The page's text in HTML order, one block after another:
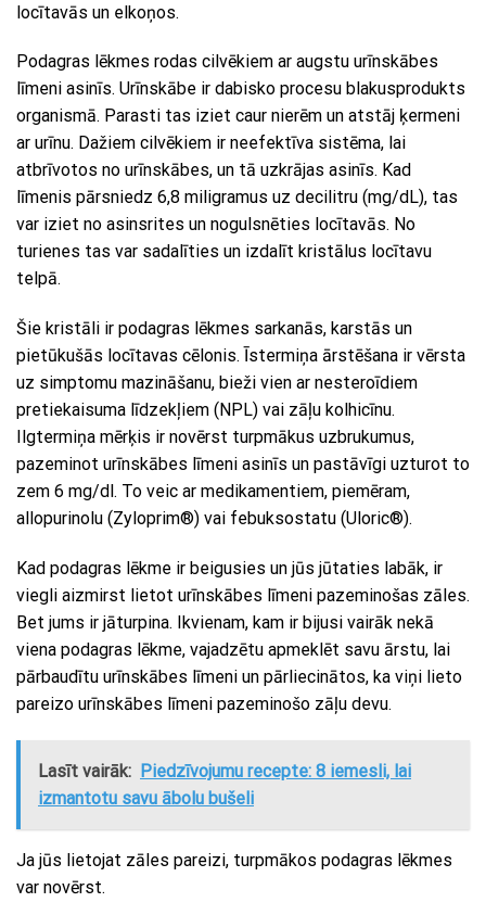
locītavās un elkoņos.
Podagras lēkmes rodas cilvēkiem ar augstu urīnskābes
līmeni asinīs. Urīnskābe ir dabisko procesu blakusprodukts
organismā. Parasti tas iziet caur nierēm un atstāj ķermeni
ar urīnu. Dažiem cilvēkiem ir neefektīva sistēma, lai
atbrīvotos no urīnskābes, un tā uzkrājas asinīs. Kad
līmenis pārsniedz 6,8 miligramus uz decilitru (mg/dL), tas
var iziet no asinsrites un nogulsnēties locītavās. No
turienes tas var sadalīties un izdalīt kristālus locītavu
telpā.
Šie kristāli ir podagras lēkmes sarkanās, karstās un
pietūkušās locītavas cēlonis. Īstermiņa ārstēšana ir vērsta
uz simptomu mazināšanu, bieži vien ar nesteroīdiem
pretiekaisuma līdzekļiem (NPL) vai zāļu kolhicīnu.
Ilgtermiņa mērķis ir novērst turpmākus uzbrukumus,
pazeminot urīnskābes līmeni asinīs un pastāvīgi uzturot to
zem 6 mg/dl. To veic ar medikamentiem, piemēram,
allopurinolu (Zyloprim®) vai febuksostatu (Uloric®).
Kad podagras lēkme ir beigusies un jūs jūtaties labāk, ir
viegli aizmirst lietot urīnskābes līmeni pazeminošas zāles.
Bet jums ir jāturpina. Ikvienam, kam ir bijusi vairāk nekā
viena podagras lēkme, vajadzētu apmeklēt savu ārstu, lai
pārbaudītu urīnskābes līmeni un pārliecinātos, ka viņi lieto
pareizo urīnskābes līmeni pazeminošo zāļu devu.
Lasīt vairāk: Piedzīvojumu recepte: 8 iemesli, lai
izmantotu savu ābolu bušeli
Ja jūs lietojat zāles pareizi, turpmākos podagras lēkmes
var novērst.